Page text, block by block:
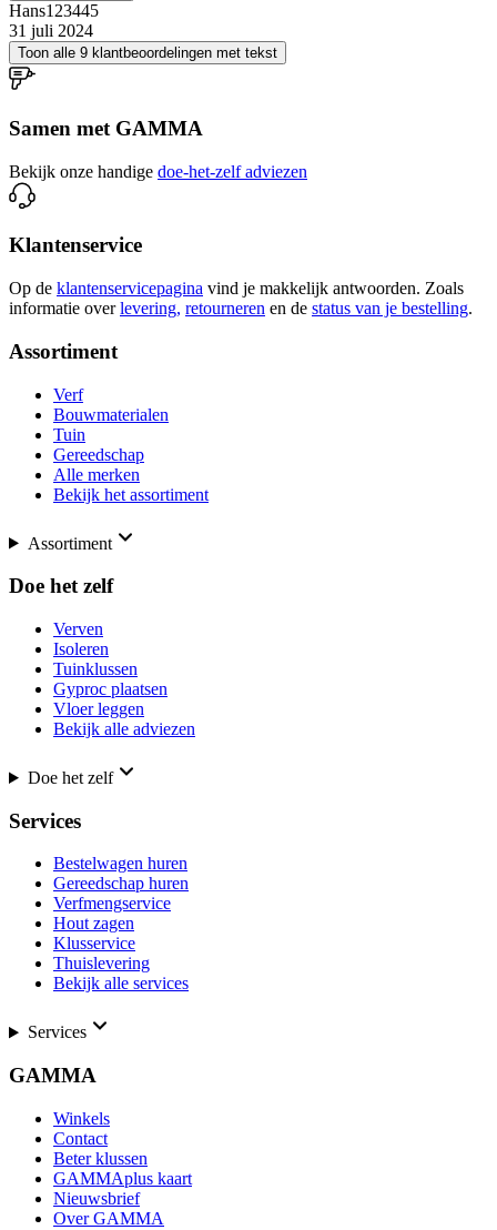
Hans123445
31 juli 2024
Toon alle 9 klantbeoordelingen met tekst
Samen met GAMMA
Bekijk onze handige doe-het-zelf adviezen
Klantenservice
Op de klantenservicepagina vind je makkelijk antwoorden. Zoals
informatie over levering, retourneren en de status van je bestelling.
Assortiment
Verf
Bouwmaterialen
Tuin
Gereedschap
Alle merken
Bekijk het assortiment
Assortiment
Doe het zelf
Verven
Isoleren
Tuinklussen
Gyproc plaatsen
Vloer leggen
Bekijk alle adviezen
Doe het zelf
Services
Bestelwagen huren
Gereedschap huren
Verfmengservice
Hout zagen
Klusservice
Thuislevering
Bekijk alle services
Services
GAMMA
Winkels
Contact
Beter klussen
GAMMAplus kaart
Nieuwsbrief
Over GAMMA